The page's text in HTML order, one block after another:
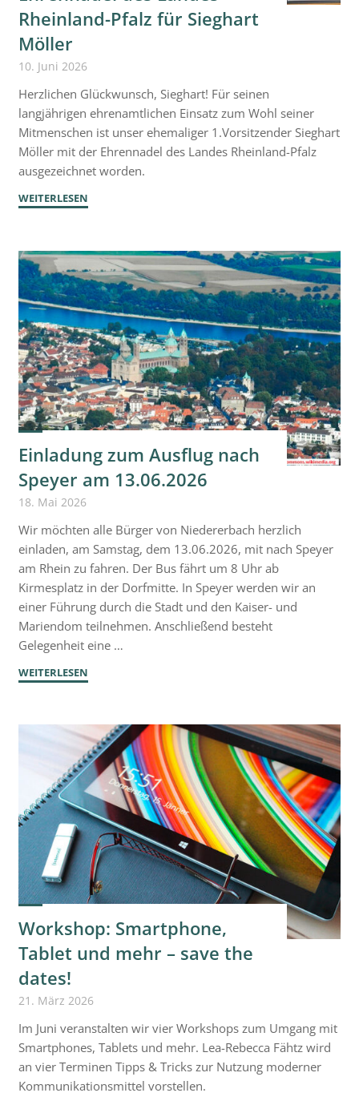
Rheinland-Pfalz für Sieghart
Möller
10. Juni 2026
Herzlichen Glückwunsch, Sieghart! Für seinen
langjährigen ehrenamtlichen Einsatz zum Wohl seiner
Mitmenschen ist unser ehemaliger 1.Vorsitzender Sieghart
Möller mit der Ehrennadel des Landes Rheinland-Pfalz
ausgezeichnet worden.
WEITERLESEN
Rheinland-
Pfalz
für
Sieghart
Möller"
Einladung zum Ausflug nach
Speyer am 13.06.2026
18. Mai 2026
Wir möchten alle Bürger von Niedererbach herzlich
einladen, am Samstag, dem 13.06.2026, mit nach Speyer
am Rhein zu fahren. Der Bus fährt um 8 Uhr ab
Kirmesplatz in der Dorfmitte. In Speyer werden wir an
einer Führung durch die Stadt und den Kaiser- und
Mariendom teilnehmen. Anschließend besteht
Gelegenheit eine …
WEITERLESEN
nach
Speyer
am
13.06.2026"
Workshop: Smartphone,
Tablet und mehr – save the
dates!
21. März 2026
Im Juni veranstalten wir vier Workshops zum Umgang mit
Smartphones, Tablets und mehr. Lea-Rebecca Fähtz wird
an vier Terminen Tipps & Tricks zur Nutzung moderner
Kommunikationsmittel vorstellen.